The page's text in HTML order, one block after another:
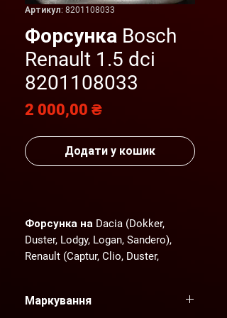
Артикул: 8201108033
Форсунка Bosch
Renault 1.5 dci
8201108033
2 000,00 ₴Ціна
Додати у кошик
Форсунка на Dacia (Dokker,
Duster, Lodgy, Logan, Sandero),
Renault (Captur, Clio, Duster,
Bosch0445110485
(альтернатив
Маркування